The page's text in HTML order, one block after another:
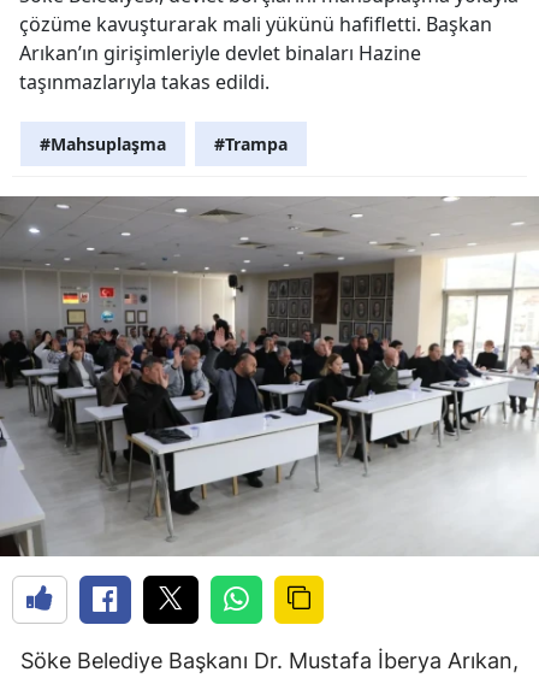
çözüme kavuşturarak mali yükünü hafifletti. Başkan
Arıkan’ın girişimleriyle devlet binaları Hazine
taşınmazlarıyla takas edildi.
#Mahsuplaşma #Trampa
Söke Belediye Başkanı Dr. Mustafa İberya Arıkan,